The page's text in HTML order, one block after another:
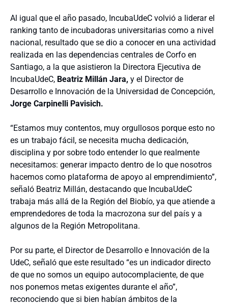
Al igual que el año pasado, IncubaUdeC volvió a liderar el
ranking tanto de incubadoras universitarias como a nivel
nacional, resultado que se dio a conocer en una actividad
realizada en las dependencias centrales de Corfo en
Santiago, a la que asistieron la Directora Ejecutiva de
IncubaUdeC, Beatriz Millán Jara, y el Director de
Desarrollo e Innovación de la Universidad de Concepción,
Jorge Carpinelli Pavisich.
“Estamos muy contentos, muy orgullosos porque esto no
es un trabajo fácil, se necesita mucha dedicación,
disciplina y por sobre todo entender lo que realmente
necesitamos: generar impacto dentro de lo que nosotros
hacemos como plataforma de apoyo al emprendimiento”,
señaló Beatriz Millán, destacando que IncubaUdeC
trabaja más allá de la Región del Biobío, ya que atiende a
emprendedores de toda la macrozona sur del país y a
algunos de la Región Metropolitana.
Por su parte, el Director de Desarrollo e Innovación de la
UdeC, señaló que este resultado “es un indicador directo
de que no somos un equipo autocomplaciente, de que
nos ponemos metas exigentes durante el año”,
reconociendo que si bien habían ámbitos de la